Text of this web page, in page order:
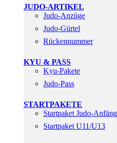
JUDO-ARTIKEL
Judo-Anzüge
Judo-Gürtel
Rückennummer
KYU & PASS
Kyu-Pakete
Judo-Pass
STARTPAKETE
Startpaket Judo-
Startpaket U11/U13